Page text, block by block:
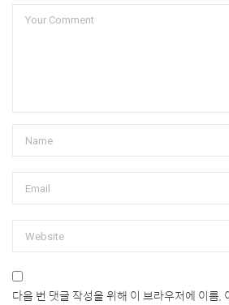
다음 번 댓글 작성을 위해 이 브라우저에 이름,